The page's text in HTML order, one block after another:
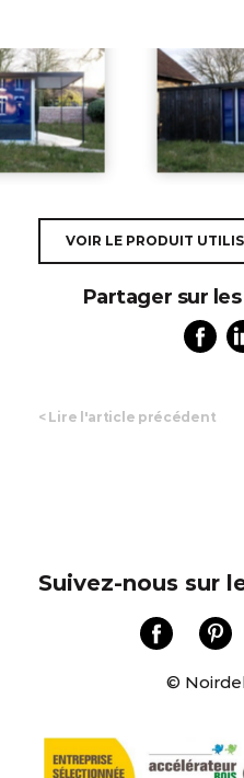
VOIR LE PRODUIT
Partager sur
<Lire l'article précédent
Suivez-nous sur
©